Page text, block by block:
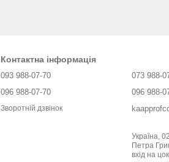
Контактна інформація
093 988-07-70
096 988-07-70
Зворотній дзвінок
073 988-
096 988-
Україна,
Петра
вхід на